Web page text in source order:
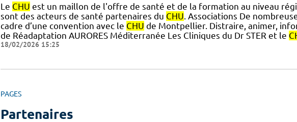
Le CHU est un maillon de l'offre de santé et de la formation au niveau
sont des acteurs de santé partenaires du CHU. Associations De
cadre d’une convention avec le CHU de Montpellier. Distraire, animer,
de Réadaptation AURORES Méditerranée Les Cliniques du Dr STER et le
18/02/2026 15:25
PAGES
Partenaires